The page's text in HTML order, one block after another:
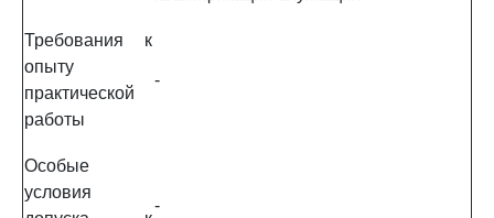
Требования к
опыту
практической
работы
-
Особые
условия
-